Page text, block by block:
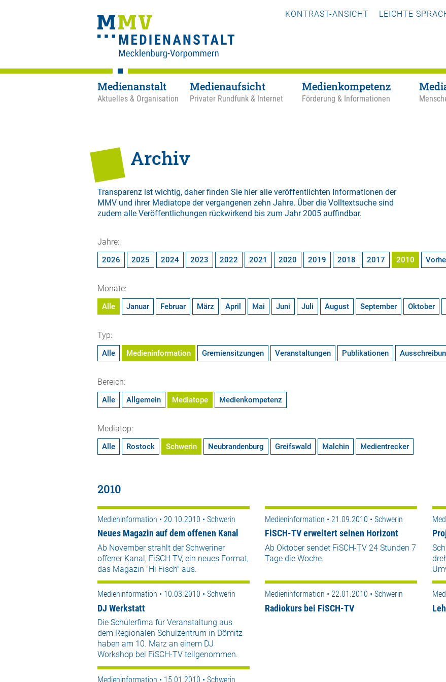
KONTRAST-ANSICHT LEICHTE
Medienanstalt
Aktuelles & Organisation
Medienaufsicht
Privater Rundfunk & Internet
Medienkompetenz
Förderung & Informationen
Archiv
Transparenz ist wichtig, daher finden Sie hier alle veröffentlichten Informationen der
MMV und ihrer Mediatope der vergangenen zehn Jahre. Über die Volltextsuche sind
zudem alle Veröffentlichungen rückwirkend bis zum Jahr 2005 auffindbar.
Jahre:
2026 2025 2024 2023 2022 2021 2020 2019 2018 2017 2010
Monate:
Alle Januar Februar März April Mai Juni Juli August September Oktober
Typ:
Alle Medieninformation Gremiensitzungen Veranstaltungen Publikationen
Bereich:
Alle Allgemein Mediatope Medienkompetenz
Mediatop:
Alle Rostock Schwerin Neubrandenburg Greifswald Malchin Medientrecker
2010
Medieninformation • 20.10.2010 • Schwerin
Neues Magazin auf dem offenen Kanal
Ab November strahlt der Schweriner
offener Kanal, FiSCH TV, ein neues Format,
das Magazin "Hi Fisch" aus.
Medieninformation • 21.09.2010 • Schwerin
FiSCH-TV erweitert seinen Horizont
Ab Oktober sendet FiSCH-TV 24 Stunden 7
Tage die Woche.
Medieninformation • 10.03.2010 • Schwerin
DJ Werkstatt
Die Schülerfima für Veranstaltung aus
dem Regionalen Schulzentrum in Dömitz
haben am 10. März an einem DJ
Workshop bei FiSCH-TV teilgenommen.
Medieninformation • 22.01.2010 • Schwerin
Radiokurs bei FiSCH-TV
Medieninformation • 15.01.2010 • Schwerin